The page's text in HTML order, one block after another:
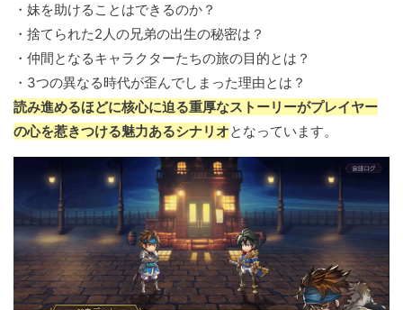
・妹を助けることはできるのか？
・捨てられた2人の兄弟の出生の秘密は？
・仲間となるキャラクターたちの旅の目的とは？
・3つの異なる時代が歪んでしまった理由とは？
読み進めるほどに核心に迫る重厚なストーリーがプレイヤー
の心を惹きつける魅力あるシナリオとなっています。